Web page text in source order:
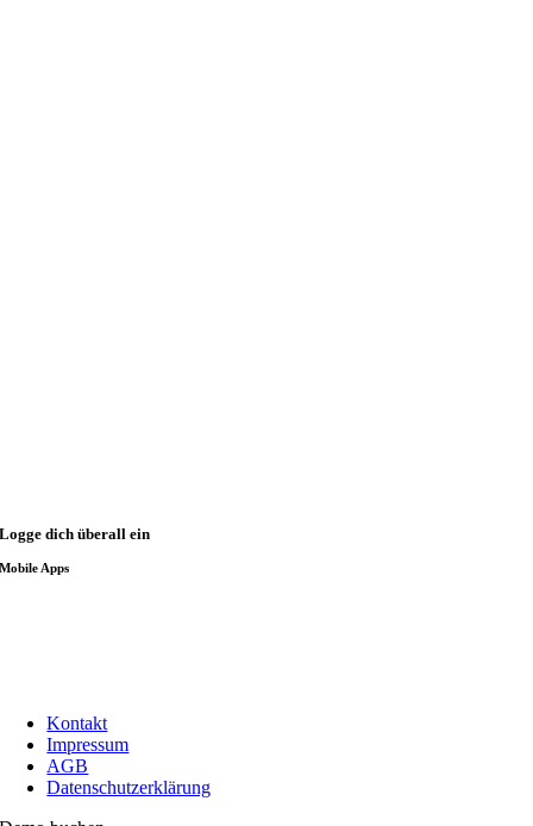
Logge dich überall ein
Mobile Apps
Kontakt
Impressum
AGB
Datenschutzerklärung